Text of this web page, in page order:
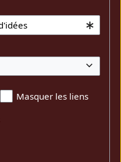
Masquer les liens